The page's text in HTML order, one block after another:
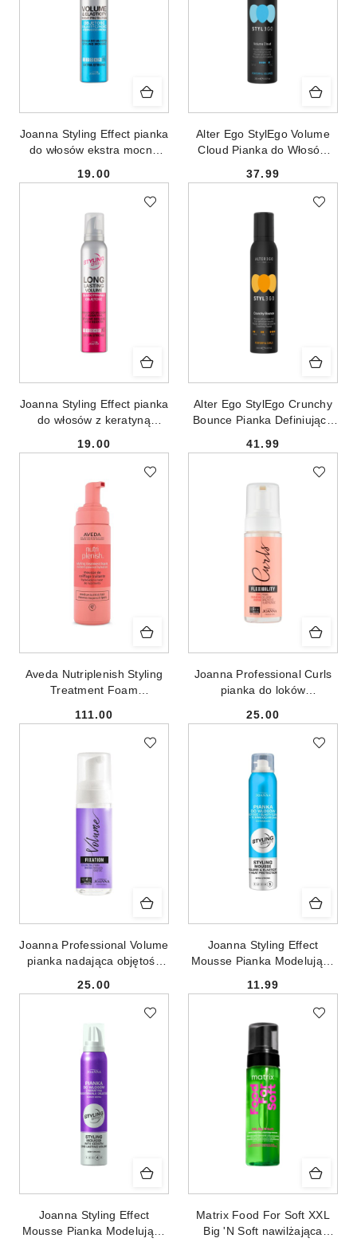
Joanna Styling Effect pianka
do włosów ekstra mocna
Cena:
19.00
Alter Ego StylEgo Volume
Cloud Pianka do Włosów
250mlCena:
37.99
Joanna Styling Effect pianka
do włosów z keratyną
Cena:
19.00
Alter Ego StylEgo Crunchy
Bounce Pianka Definiująca
Cena:
41.99
Aveda Nutriplenish Styling
Treatment Foam
stylizacji włosów 200ml
Cena:
111.00
Joanna Professional Curls
pianka do loków
150mlCena:
25.00
Joanna Professional Volume
pianka nadająca objętość
Cena:
25.00
Joanna Styling Effect
Mousse Pianka Modelująca
150mlCena:
11.99
Joanna Styling Effect
Mousse Pianka Modelująca
Matrix Food For Soft XXL
Big 'N Soft nawilżająca